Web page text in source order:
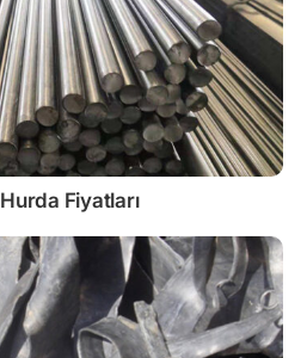
Hurda Fiyatları